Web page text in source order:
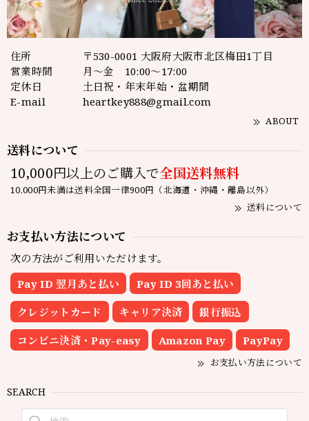
住所
〒530-0001 大阪府大阪市北区梅田1丁目
営業時間
月～金 10:00～17:00
定休日
土日祝・年末年始・盆期間
E-mail
heartkey888@gmail.com
ABOUT
送料について
10,000円以上のご購入で全国送料無料
10,000円未満は送料全国一律900円（北海道・沖縄・離島以外）
送料について
お支払い方法について
次の方法がご利用いただけます。
Pay ID 翌月あと払い
Pay ID 3回あと払い
クレジットカード キャリア決済 銀行振込
コンビニ決済・Pay-easy Amazon Pay PayPay
お支払い方法について
SEARCH